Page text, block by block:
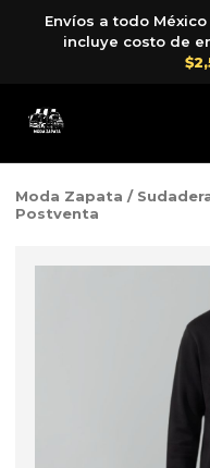
Envíos a todo México
incluye costo de
Moda Zapata /
Postventa